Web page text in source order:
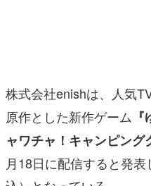
アプリレビュー
その他
電ファミニコゲーマーとは？
株式会社enishは、人気
原作とした新作ゲーム
ャワチャ！キャンピング
月18日に配信すると発